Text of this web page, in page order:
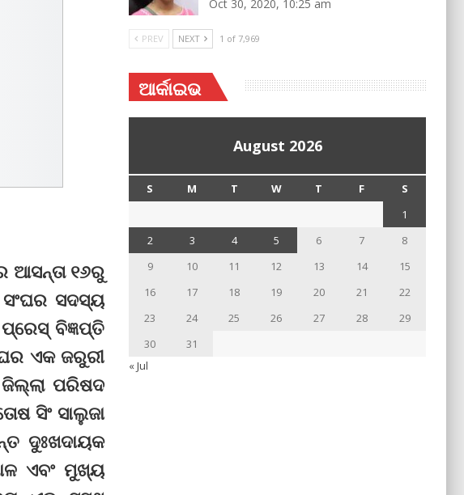
ଆସନ୍ତା ୧୬ରୁ
ସଂଘର ସଦସ୍ୟ
ବିଜ୍ଞପ୍ତି
ଏକ ଜରୁରୀ
ଜିଲ୍ଲା ପରିଷଦ
ସିଂ ସାଲୁଜା
ଦୁଃଖଦାୟକ
ଏବଂ ମୁଖ୍ୟ
Oct 30, 2020, 10:25 am
PREV NEXT 1 of 7,969
ଆର୍କାଇଭ
August 2026
S M T W T F
S
1
2
3 4 5 6 7
8
9
10 11 12 13 14
15
16
17 18 19 20 21
22
23
24 25 26 27 28
29
30
31
« Jul